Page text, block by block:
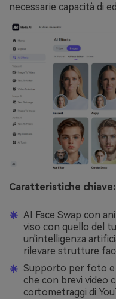
necessarie capacità di
Caratteristiche chiave:
AI Face Swap con
viso con quello del
un'intelligenza
rilevare strutture
Supporto per foto e
che con brevi video
cortometraggi di